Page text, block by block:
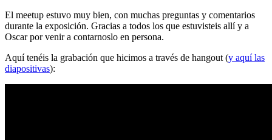
El meetup estuvo muy bien, con muchas preguntas y comentarios
durante la exposición. Gracias a todos los que estuvisteis allí y a
Oscar por venir a contarnoslo en persona.
Aquí tenéis la grabación que hicimos a través de hangout (y aquí las
diapositivas):